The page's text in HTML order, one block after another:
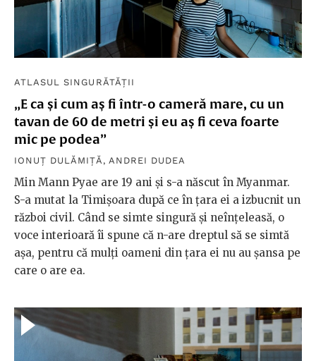
ATLASUL SINGURĂTĂȚII
„E ca și cum aș fi într-o cameră mare, cu un
tavan de 60 de metri și eu aș fi ceva foarte
mic pe podea”
IONUȚ DULĂMIȚĂ , ANDREI DUDEA
Min Mann Pyae are 19 ani și s-a născut în Myanmar.
S-a mutat la Timișoara după ce în țara ei a izbucnit un
război civil. Când se simte singură și neînțeleasă, o
voce interioară îi spune că n-are dreptul să se simtă
așa, pentru că mulți oameni din țara ei nu au șansa pe
care o are ea.